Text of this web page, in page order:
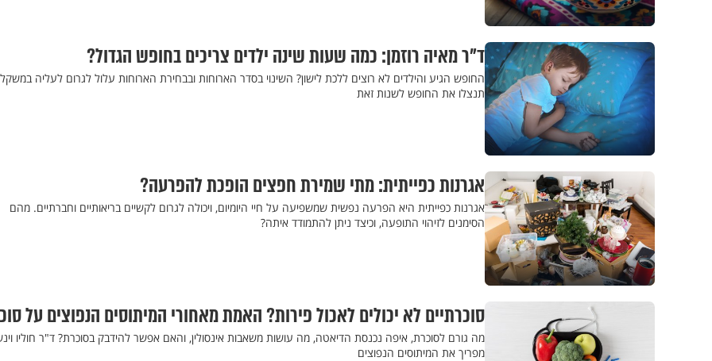
ד"ר מאיה רוזמן: כמה שעות שינה ילדים צריכים בחופש הגדול?
החופש הגיע והילדים לא רוצים ללכת לישון? השינוי בסדר הארוחות ובבחירת הארוחות עלול לגרום לעליה
תנצלו את החופש לשנות זאת
אגרנות כפייתית: מתי שמירת חפצים הופכת להפרעה?
אגרנות כפייתית היא הפרעה נפשית שמשפיעה על חיי היומיום, ויכולה לגרום לקשיים בריאותיים וחברתיים. מהם
הסימנים לזיהוי התופעה, וכיצד ניתן להתמודד איתה?
סוכרתיים לא יכולים לאכול פירות? האמת מאחורי המיתוסים הנפוצים על
מה גורם לסוכרת, איפה נכנסת הדיאטה, מה עושות משאבות אינסולין, והאם אפשר להידבק בסוכרת? ד"ר חוליו
מפריך את המיתוסים הנפוצים